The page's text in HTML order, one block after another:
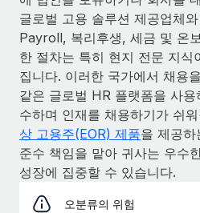
글로벌 고용 솔루션 제공업체
Payroll, 복리후생, 세금 및 온
한 절차는 특히 현지 전문 지식
집니다. 이러한 국가에서 채용
같은 글로벌 HR 플랫폼을 사
수하며 인재를 채용하기가 쉬
상 고용주(EOR) 제품을 제공
준수 책임을 맡아 귀사는 우수
성장에 집중할 수 있습니다.
오분류의 위험